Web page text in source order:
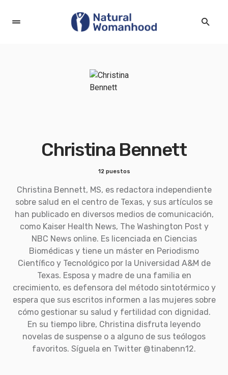
Christina Bennett
12 puestos
Christina Bennett, MS, es redactora independiente
sobre salud en el centro de Texas, y sus artículos se
han publicado en diversos medios de comunicación,
como Kaiser Health News, The Washington Post y
NBC News online. Es licenciada en Ciencias
Biomédicas y tiene un máster en Periodismo
Científico y Tecnológico por la Universidad A&M de
Texas. Esposa y madre de una familia en
crecimiento, es defensora del método sintotérmico y
espera que sus escritos informen a las mujeres sobre
cómo gestionar su salud y fertilidad con dignidad.
En su tiempo libre, Christina disfruta leyendo
novelas de suspense o a alguno de sus teólogos
favoritos. Síguela en Twitter @tinabenn12.